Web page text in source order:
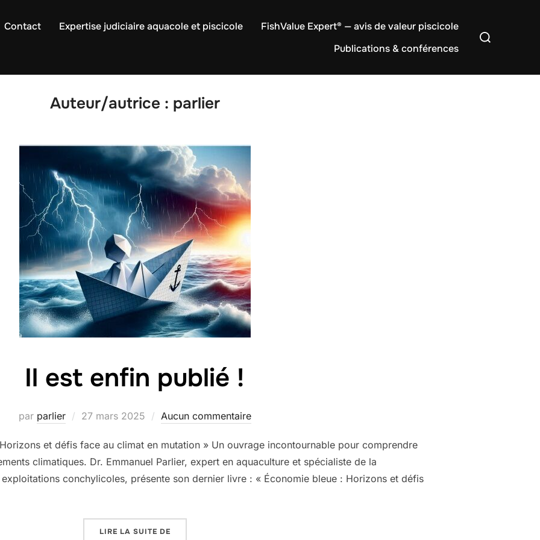
Contact Expertise judiciaire aquacole et piscicole
FishValue Expert® — avis de valeur piscicole
Publications & conférences
Rechercher :
Auteur/autrice : parlier
Il est enfin publié !
par parlier
Publié
27 mars 2025 Aucun commentaire
et défis face au climat en mutation » Un ouvrage incontournable pour comprendre
climatiques. Dr. Emmanuel Parlier, expert en aquaculture et spécialiste de la
conchylicoles, présente son dernier livre : « Économie bleue : Horizons et défis
LIRE LA SUITE DE